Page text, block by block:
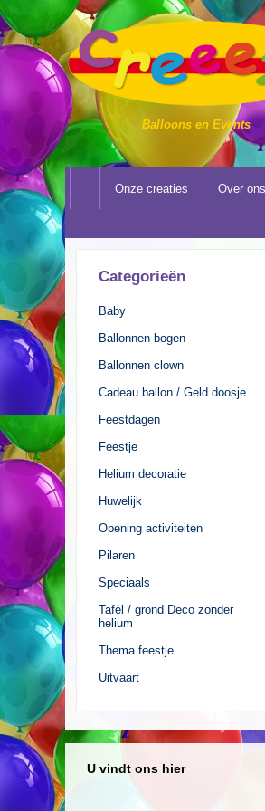
Balloons en Events
Onze creaties Over ons
Categorieën
Baby
Ballonnen bogen
Ballonnen clown
Cadeau ballon / Geld doosje
Feestdagen
Feestje
Helium decoratie
Huwelijk
Opening activiteiten
Pilaren
Speciaals
Tafel / grond Deco zonder
helium
Thema feestje
Uitvaart
U vindt ons hier